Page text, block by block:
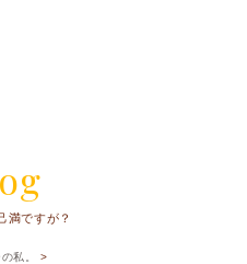
満ですが？
私。